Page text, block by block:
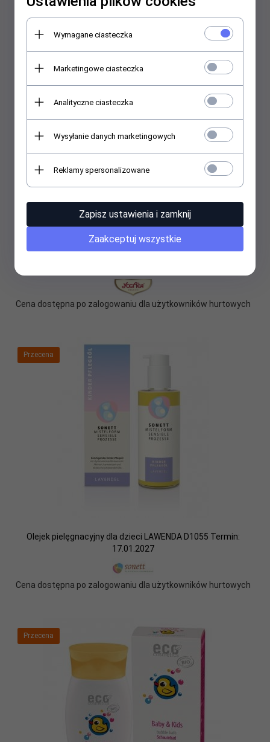
Cena dostępna po zalogowaniu dla użytkowników hurtowych
Przecena
Cena dostępna po zalogowaniu dla użytkowników hurtowych
Przecena
Olejek pielęgnacyjny dla dzieci LAWENDA D1055 Termin:
17.01.2027
Cena dostępna po zalogowaniu dla użytkowników hurtowych
Przecena
Wymagane ciasteczka
Marketingowe ciasteczka
Analityczne ciasteczka
Wysyłanie danych marketingowych
Reklamy spersonalizowane
Zapisz ustawienia i zamknij
Zaakceptuj wszystkie